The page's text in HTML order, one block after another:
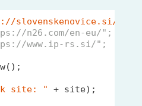
slovenskenovice.si/"
n26.com/en-eu/";
www.ip-rs.si/";
site: " + site);